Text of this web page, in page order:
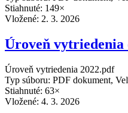
Stiahnuté: 149×
Vložené: 2. 3. 2026
Úroveň vytriedenia
Úroveň vytriedenia 2022.pdf
Typ súboru: PDF dokument,
Stiahnuté: 63×
Vložené: 4. 3. 2026